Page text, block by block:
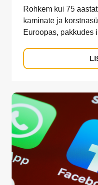
Rohkem kui 75
kaminate ja
Euroopas, pakkudes